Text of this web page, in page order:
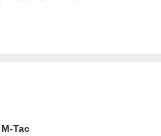
M-Tac